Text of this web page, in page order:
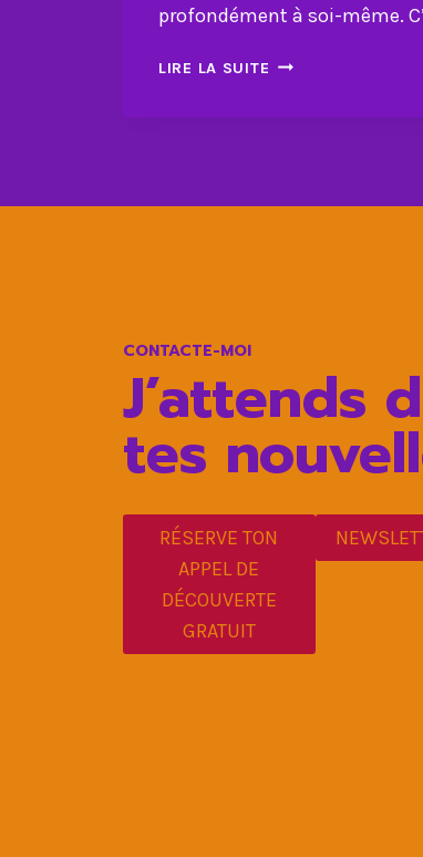
profondément à soi-même.
LIRE LA SUITE PLEINE
CONTACTE-MOI
J’attends
tes
RÉSERVE TON
APPEL DE
DÉCOUVERTE
GRATUIT